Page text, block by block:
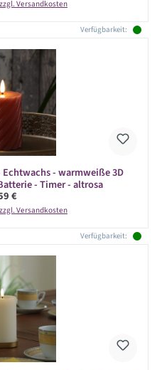
Versandkosten
Verfügbarkeit:
Echtwachs - warmweiße 3D
- Timer - altrosa
Preis:
€
Versandkosten
Verfügbarkeit: